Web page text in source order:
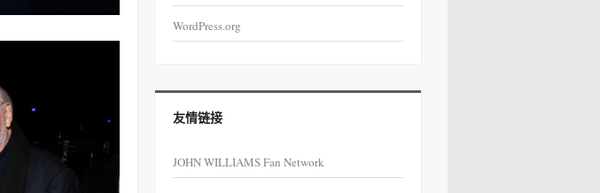
WordPress.org
友情链接
JOHN WILLIAMS Fan Network